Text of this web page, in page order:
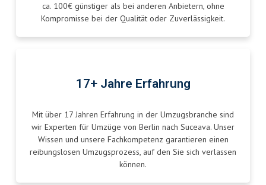
ca. 100€ günstiger als bei anderen Anbietern, ohne
Kompromisse bei der Qualität oder Zuverlässigkeit.
17+ Jahre Erfahrung
Mit über 17 Jahren Erfahrung in der Umzugsbranche sind
wir Experten für Umzüge von Berlin nach Suceava. Unser
Wissen und unsere Fachkompetenz garantieren einen
reibungslosen Umzugsprozess, auf den Sie sich verlassen
können.